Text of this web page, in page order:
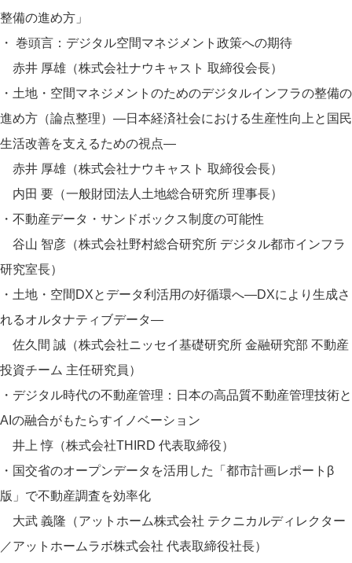
整備の進め方」
・ 巻頭言：デジタル空間マネジメント政策への期待
赤井 厚雄（株式会社ナウキャスト 取締役会長）
・土地・空間マネジメントのためのデジタルインフラの整備の
進め方（論点整理）―日本経済社会における生産性向上と国民
生活改善を支えるための視点―
赤井 厚雄（株式会社ナウキャスト 取締役会長）
内田 要（一般財団法人土地総合研究所 理事長）
・不動産データ・サンドボックス制度の可能性
谷山 智彦（株式会社野村総合研究所 デジタル都市インフラ
研究室長）
・土地・空間DXとデータ利活用の好循環へ―DXにより生成さ
れるオルタナティブデータ―
佐久間 誠（株式会社ニッセイ基礎研究所 金融研究部 不動産
投資チーム 主任研究員）
・デジタル時代の不動産管理：日本の高品質不動産管理技術と
AIの融合がもたらすイノベーション
井上 惇（株式会社THIRD 代表取締役）
・国交省のオープンデータを活用した「都市計画レポートβ
版」で不動産調査を効率化
大武 義隆（アットホーム株式会社 テクニカルディレクター
／アットホームラボ株式会社 代表取締役社長）